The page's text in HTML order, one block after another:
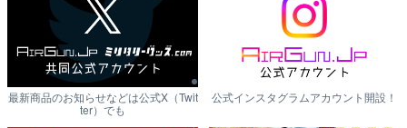
最新商品のお知らせなどは公式X（Twit
ter）でも
公式インスタグラムアカウント開設！